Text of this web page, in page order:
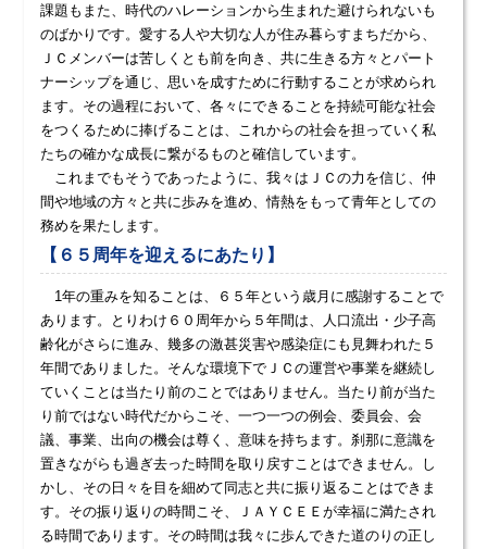
課題もまた、時代のハレーションから生まれた避けられないも
のばかりです。愛する人や大切な人が住み暮らすまちだから、
ＪＣメンバーは苦しくとも前を向き、共に生きる方々とパート
ナーシップを通じ、思いを成すために行動することが求められ
ます。その過程において、各々にできることを持続可能な社会
をつくるために捧げることは、これからの社会を担っていく私
たちの確かな成長に繋がるものと確信しています。
これまでもそうであったように、我々はＪＣの力を信じ、仲
間や地域の方々と共に歩みを進め、情熱をもって青年としての
務めを果たします。
【６５周年を迎えるにあたり】
1年の重みを知ることは、６５年という歳月に感謝することで
あります。とりわけ６０周年から５年間は、人口流出・少子高
齢化がさらに進み、幾多の激甚災害や感染症にも見舞われた５
年間でありました。そんな環境下でＪＣの運営や事業を継続し
ていくことは当たり前のことではありません。当たり前が当た
り前ではない時代だからこそ、一つ一つの例会、委員会、会
議、事業、出向の機会は尊く、意味を持ちます。刹那に意識を
置きながらも過ぎ去った時間を取り戻すことはできません。し
かし、その日々を目を細めて同志と共に振り返ることはできま
す。その振り返りの時間こそ、ＪＡＹＣＥＥが幸福に満たされ
る時間であります。その時間は我々に歩んできた道のりの正し